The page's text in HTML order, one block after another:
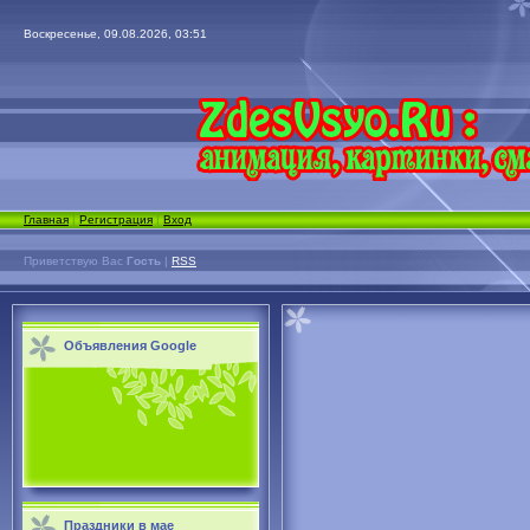
Воскресенье, 09.08.2026, 03:51
Главная|Регистрация|Вход
Приветствую Вас Гость | RSS
Объявления Google
Праздники в мае